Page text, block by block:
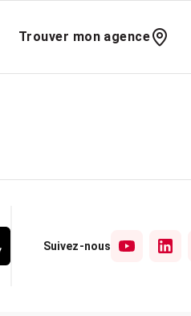
Trouver mon agence
Suivez-nous